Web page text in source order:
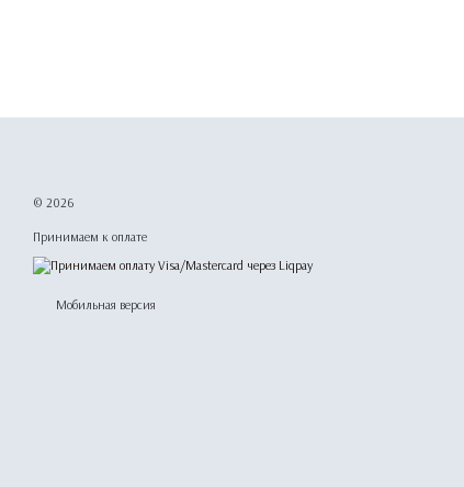
© 2026
Принимаем к оплате
Мобильная версия